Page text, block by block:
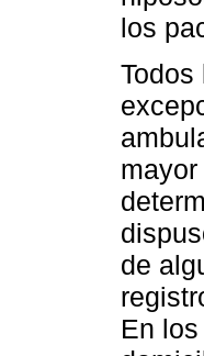
los
de
En